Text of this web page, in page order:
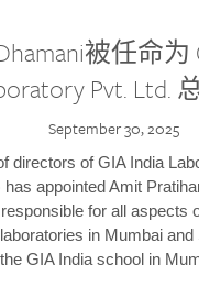
被任命为
Pvt. Ltd.
September 30, 2025
directors of GIA India
has appointed Amit
for all aspects
in Mumbai
the GIA India school in